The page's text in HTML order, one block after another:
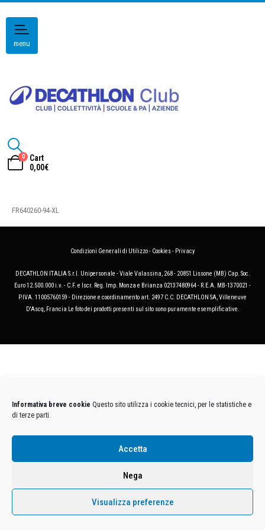
Informativa breve cookie Questo sito utilizza i cookie tecnici, per le statistiche e
di terze parti.
Accetta
Nega
Visualizza preferenze
menu
0
Cart
0,00€
FR640260-94-XL
Condizioni Generali di Utilizzo- Cookies- Privacy
DECATHLON ITALIA S.r.l. Unipersonale - Viale Valassina, 268 - 20851 Lissone (MB) Cap. Soc.
Euro 12.500.000 i.v. - C.F. e Iscr. Reg. Imp. Monza e Brianza 02137480964 - R.E.A. MB-1370021 -
P.IVA. 11005760159 - Direzione e coordinamento art. 2497 C.C. DECATHLON SA, Villeneuve
D'Ascq, Francia Le foto dei prodotti presenti sul sito sono puramente esemplificative.